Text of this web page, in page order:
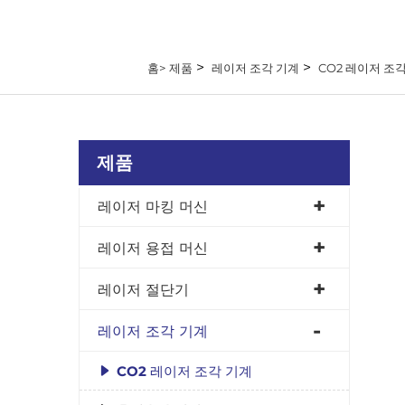
홈> 제품 > 레이저 조각 기계 > CO2 레이저 조
제품
레이저 마킹 머신
레이저 용접 머신
레이저 절단기
레이저 조각 기계
CO2 레이저 조각 기계